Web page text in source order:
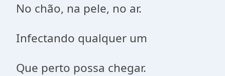
No chão, na pele, no ar.
Infectando qualquer um
Que perto possa chegar.